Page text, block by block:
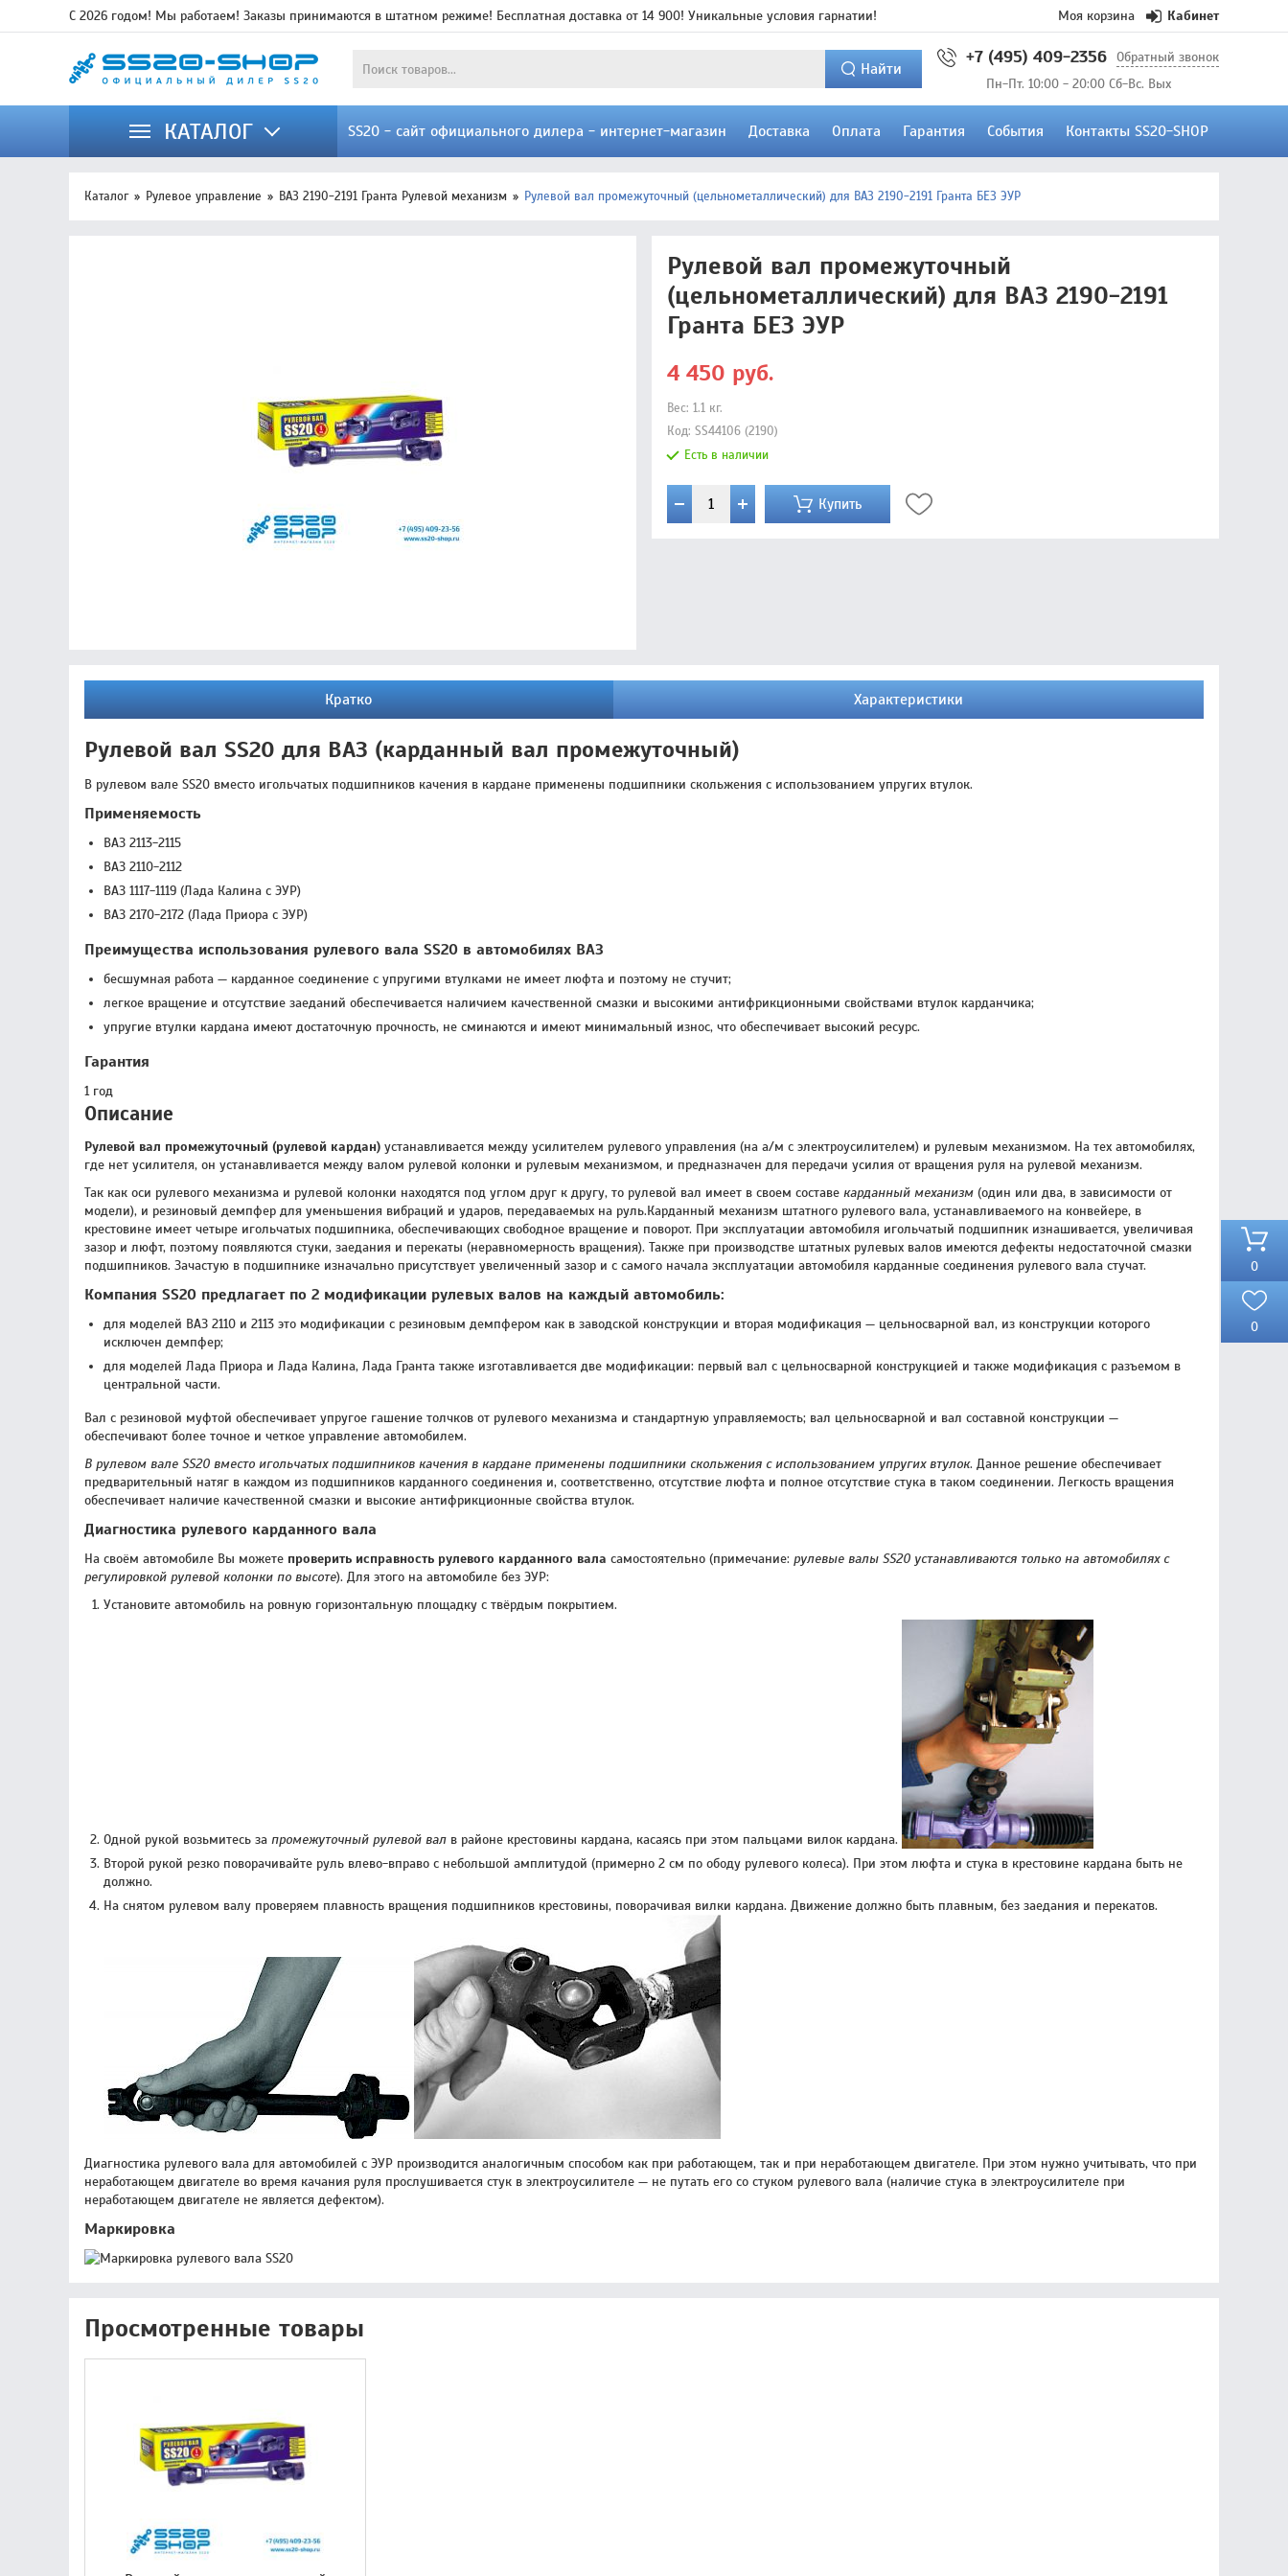
С 2026 годом! Мы работаем! Заказы принимаются в штатном режиме! Бесплатная доставка от 14 900! Уникальные условия гарнатии! Моя корзина Кабинет
Найти
+7 (495) 409-2356 Обратный звонок
Пн-Пт. 10:00 - 20:00 Сб-Вс. Вых
КАТАЛОГ SS20 - сайт официального дилера - интернет-магазин Доставка Оплата Гарантия События Контакты SS20-SHOP
0
0
Каталог Рулевое управление ВАЗ 2190-2191 Гранта Рулевой механизм Рулевой вал промежуточный (цельнометаллический) для ВАЗ 2190-2191 Гранта БЕЗ ЭУР
Рулевой вал промежуточный
(цельнометаллический) для ВАЗ 2190-2191
Гранта БЕЗ ЭУР
4 450 руб.
Вес: 1.1 кг.
Код: SS44106 (2190)
Есть в наличии
Купить
Кратко Характеристики
Рулевой вал SS20 для ВАЗ (карданный вал промежуточный)
В рулевом вале SS20 вместо игольчатых подшипников качения в кардане применены подшипники скольжения с использованием упругих втулок.
Применяемость
ВАЗ 2113-2115
ВАЗ 2110-2112
ВАЗ 1117-1119 (Лада Калина с ЭУР)
ВАЗ 2170-2172 (Лада Приора с ЭУР)
Преимущества использования рулевого вала SS20 в автомобилях ВАЗ
бесшумная работа — карданное соединение с упругими втулками не имеет люфта и поэтому не стучит;
легкое вращение и отсутствие заеданий обеспечивается наличием качественной смазки и высокими антифрикционными свойствами втулок карданчика;
упругие втулки кардана имеют достаточную прочность, не сминаются и имеют минимальный износ, что обеспечивает высокий ресурс.
Гарантия
1 год
Описание
Рулевой вал промежуточный (рулевой кардан) устанавливается между усилителем рулевого управления (на а/м с электроусилителем) и рулевым механизмом. На тех автомобилях,
где нет усилителя, он устанавливается между валом рулевой колонки и рулевым механизмом, и предназначен для передачи усилия от вращения руля на рулевой механизм.
Так как оси рулевого механизма и рулевой колонки находятся под углом друг к другу, то рулевой вал имеет в своем составе карданный механизм (один или два, в зависимости от
модели), и резиновый демпфер для уменьшения вибраций и ударов, передаваемых на руль.Карданный механизм штатного рулевого вала, устанавливаемого на конвейере, в
крестовине имеет четыре игольчатых подшипника, обеспечивающих свободное вращение и поворот. При эксплуатации автомобиля игольчатый подшипник изнашивается, увеличивая
зазор и люфт, поэтому появляются стуки, заедания и перекаты (неравномерность вращения). Также при производстве штатных рулевых валов имеются дефекты недостаточной смазки
подшипников. Зачастую в подшипнике изначально присутствует увеличенный зазор и с самого начала эксплуатации автомобиля карданные соединения рулевого вала стучат.
Компания SS20 предлагает по 2 модификации рулевых валов на каждый автомобиль:
для моделей ВАЗ 2110 и 2113 это модификации с резиновым демпфером как в заводской конструкции и вторая модификация — цельносварной вал, из конструкции которого
исключен демпфер;
для моделей Лада Приора и Лада Калина, Лада Гранта также изготавливается две модификации: первый вал с цельносварной конструкцией и также модификация с разъемом в
центральной части.
Вал с резиновой муфтой обеспечивает упругое гашение толчков от рулевого механизма и стандартную управляемость; вал цельносварной и вал составной конструкции —
обеспечивают более точное и четкое управление автомобилем.
В рулевом вале SS20 вместо игольчатых подшипников качения в кардане применены подшипники скольжения с использованием упругих втулок. Данное решение обеспечивает
предварительный натяг в каждом из подшипников карданного соединения и, соответственно, отсутствие люфта и полное отсутствие стука в таком соединении. Легкость вращения
обеспечивает наличие качественной смазки и высокие антифрикционные свойства втулок.
Диагностика рулевого карданного вала
На своём автомобиле Вы можете проверить исправность рулевого карданного вала самостоятельно (примечание: рулевые валы SS20 устанавливаются только на автомобилях с
регулировкой рулевой колонки по высоте). Для этого на автомобиле без ЭУР:
Установите автомобиль на ровную горизонтальную площадку с твёрдым покрытием.
Одной рукой возьмитесь за промежуточный рулевой вал в районе крестовины кардана, касаясь при этом пальцами вилок кардана.
Второй рукой резко поворачивайте руль влево-вправо с небольшой амплитудой (примерно 2 см по ободу рулевого колеса). При этом люфта и стука в крестовине кардана быть не
должно.
На снятом рулевом валу проверяем плавность вращения подшипников крестовины, поворачивая вилки кардана. Движение должно быть плавным, без заедания и перекатов.
Диагностика рулевого вала для автомобилей с ЭУР производится аналогичным способом как при работающем, так и при неработающем двигателе. При этом нужно учитывать, что при
неработающем двигателе во время качания руля прослушивается стук в электроусилителе — не путать его со стуком рулевого вала (наличие стука в электроусилителе при
неработающем двигателе не является дефектом).
Маркировка
Просмотренные товары